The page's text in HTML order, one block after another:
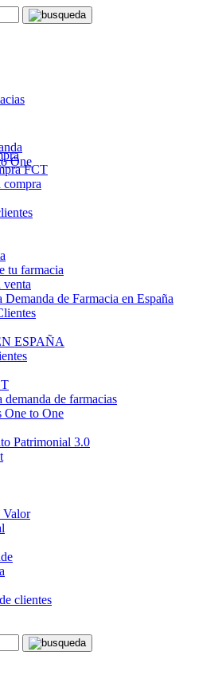
FCT
compra
tu farmacia
venta
de Farmacia en España
ESPAÑA
demanda de farmacias
One to One
Patrimonial 3.0
Valor
clientes
One